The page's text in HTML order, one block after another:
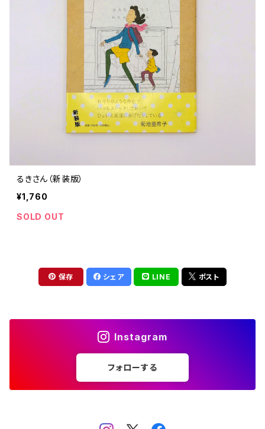
るきさん（新装版）
¥1,760
SOLD OUT
保存 シェア LINE ポスト
Instagram
フォローする